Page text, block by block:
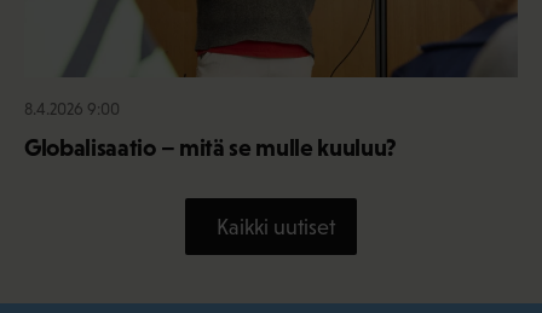
8.4.2026 9:00
Globalisaatio – mitä se mulle kuuluu?
Kaikki uutiset